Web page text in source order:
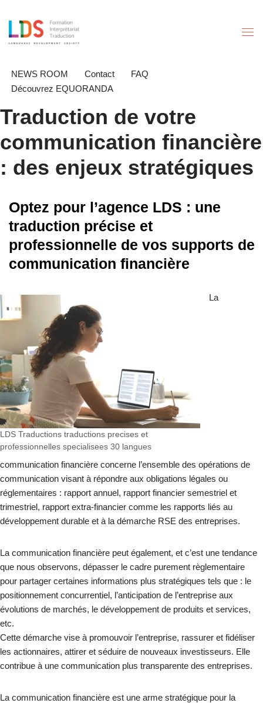
au
NEWS ROOM
Contact
FAQ
Découvrez EQUORANDA
Traduction de votre
communication financière
: des enjeux stratégiques
Optez pour l’agence LDS : une
traduction précise et
professionnelle de vos supports de
communication financière
LDS Traductions traductions precises et
professionnelles specialisees 30 langues
La
communication financière concerne l’ensemble des opérations de
communication visant à répondre aux obligations légales ou
réglementaires : rapport annuel, rapport financier semestriel et
trimestriel, rapport extra-financier comme les rapports liés au
développement durable et à la démarche RSE des entreprises.
La communication financière peut également, et c’est une tendance
que nous observons, dépasser le cadre purement règlementaire
pour partager certaines informations plus stratégiques tels que : le
positionnement concurrentiel, l’anticipation de l’entreprise aux
évolutions de marchés, le développement de produits et services,
etc.
Cette démarche vise à promouvoir l’entreprise, rassurer et fidéliser
les actionnaires, attirer et séduire de nouveaux investisseurs. Elle
contribue à une communication plus transparente des entreprises.
La communication financière est une arme stratégique pour la